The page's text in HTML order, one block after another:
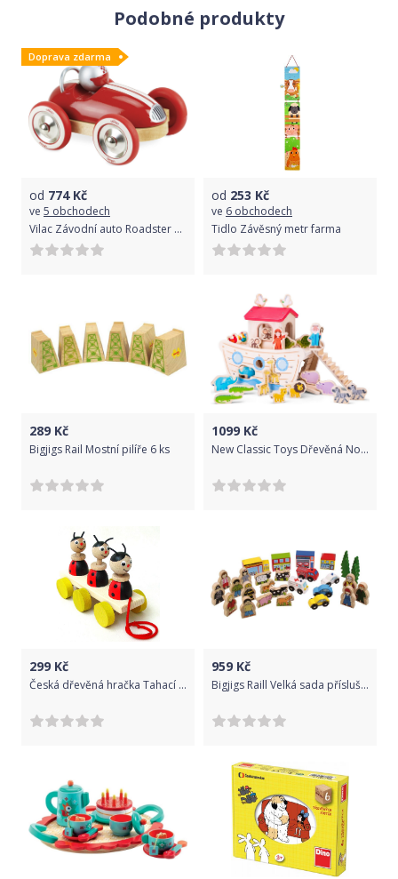
Podobné produkty
Doprava zdarma
od 774Kč
ve 5 obchodech
Vilac Závodní auto Roadster Varianta: Červená
od 253 Kč
ve 6 obchodech
Tidlo Závěsný metr farma
289 Kč
Bigjigs Rail Mostní pilíře 6 ks
1099 Kč
New Classic Toys Dřevěná Noemova archa
299 Kč
Česká dřevěná hračka Tahací hračky na liště – BERUŠKY
959 Kč
Bigjigs Raill Velká sada příslušenství dřevěné vláčkodráhy